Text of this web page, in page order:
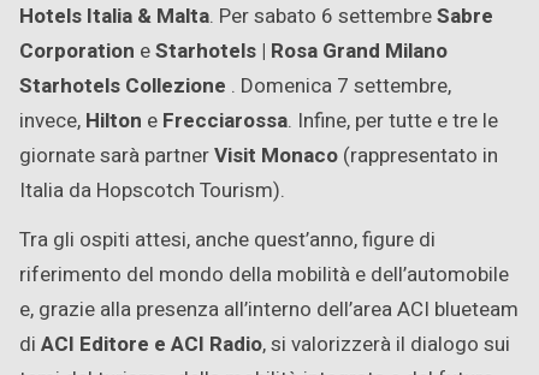
Hotels Italia & Malta. Per sabato 6 settembreSabre
Corporation eStarhotels | Rosa Grand Milano
Starhotels Collezione . Domenica 7 settembre,
invece, Hilton e Frecciarossa. Infine, per tutte e tre le
giornate sarà partnerVisit Monaco (rappresentato in
Italia da Hopscotch Tourism).
Tra gli ospiti attesi, anche quest’anno, figure di
riferimento del mondo della mobilità e dell’automobile
e, grazie alla presenza all’interno dell’area ACI blueteam
di ACI Editore e ACI Radio, si valorizzerà il dialogo sui